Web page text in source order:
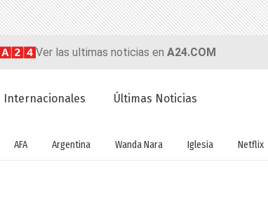
Ver las ultimas noticias en A24.COM
Internacionales Últimas Noticias
AFA Argentina Wanda Nara Iglesia Netflix